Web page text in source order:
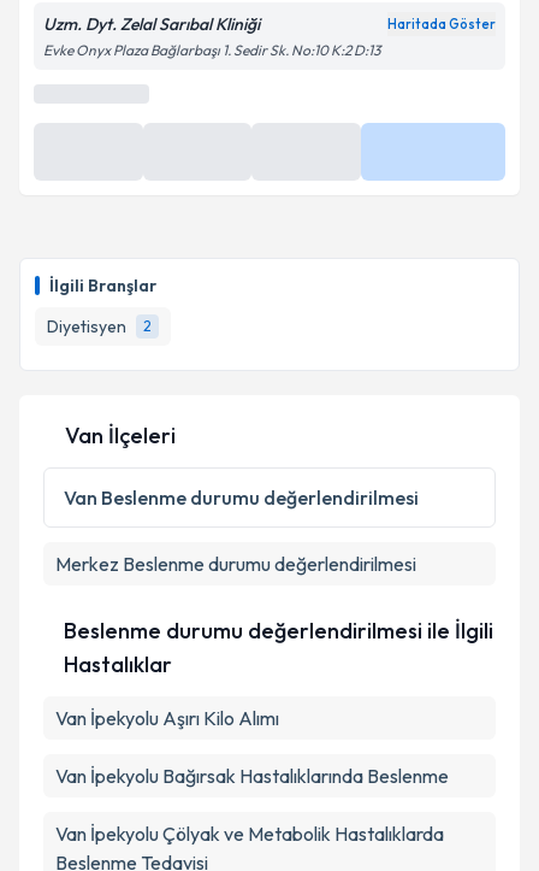
İlgili Branşlar
Diyetisyen
2
Uzm. Dyt. Zelal Sarıbal Kliniği Haritada Göster
Evke Onyx Plaza Bağlarbaşı 1. Sedir Sk. No:10 K:2 D:13
En Yakın Saatler
Van İlçeleri
Van Beslenme durumu değerlendirilmesi
Merkez Beslenme durumu değerlendirilmesi
Beslenme durumu değerlendirilmesi ile İlgili
Hastalıklar
Van İpekyolu Aşırı Kilo Alımı
Van İpekyolu Bağırsak Hastalıklarında Beslenme
Van İpekyolu Çölyak ve Metabolik Hastalıklarda